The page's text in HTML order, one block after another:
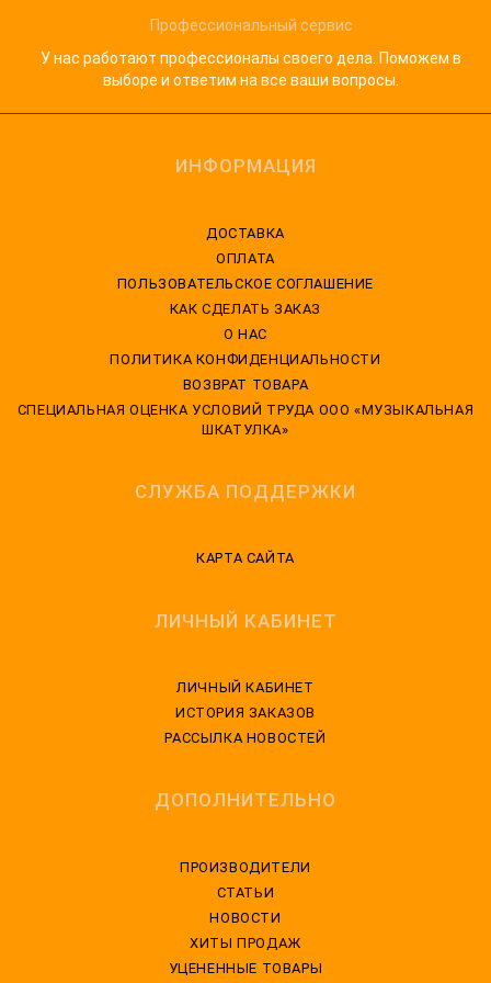
Профессиональный сервис
У нас работают профессионалы своего дела. Поможем в
выборе и ответим на все ваши вопросы.
ИНФОРМАЦИЯ
ДОСТАВКА
ОПЛАТА
ПОЛЬЗОВАТЕЛЬСКОЕ СОГЛАШЕНИЕ
КАК СДЕЛАТЬ ЗАКАЗ
О НАС
ПОЛИТИКА КОНФИДЕНЦИАЛЬНОСТИ
ВОЗВРАТ ТОВАРА
CПЕЦИАЛЬНАЯ ОЦЕНКА УСЛОВИЙ ТРУДА ООО «МУЗЫКАЛЬНАЯ
ШКАТУЛКА»
СЛУЖБА ПОДДЕРЖКИ
КАРТА САЙТА
ЛИЧНЫЙ КАБИНЕТ
ЛИЧНЫЙ КАБИНЕТ
ИСТОРИЯ ЗАКАЗОВ
РАССЫЛКА НОВОСТЕЙ
ДОПОЛНИТЕЛЬНО
ПРОИЗВОДИТЕЛИ
СТАТЬИ
НОВОСТИ
ХИТЫ ПРОДАЖ
УЦЕНЕННЫЕ ТОВАРЫ